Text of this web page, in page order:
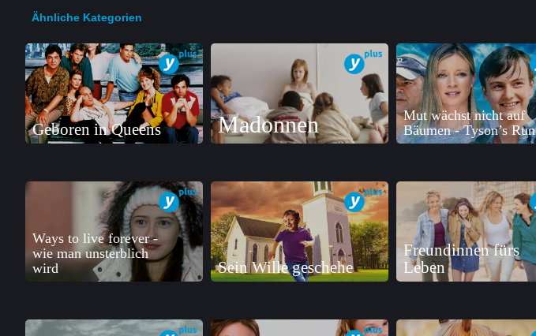
Ähnliche Kategorien
Geboren in Queens Madonnen
Mut wächst nicht auf
Bäumen - Tyson’s Run
Ways to live forever -
wie man unsterblich
wird
Sein Wille geschehe
Freundinnen fürs
Leben